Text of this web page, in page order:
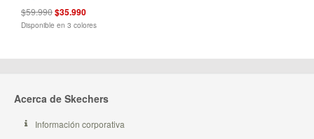
$59.990$35.990
Disponible en 3 colores
Acerca de Skechers
Información corporativa